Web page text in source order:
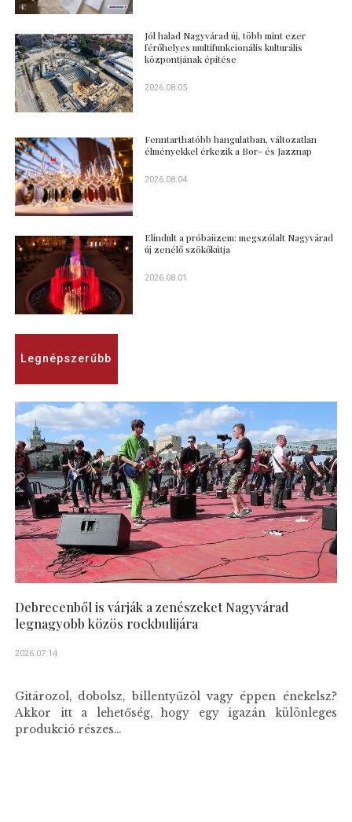
Jól halad Nagyvárad új, több mint ezer
férőhelyes multifunkcionális kulturális
központjának építése
2026.08.05
Fenntarthatóbb hangulatban, változatlan
élményekkel érkezik a Bor- és Jazznap
2026.08.04
Elindult a próbaüzem: megszólalt Nagyvárad
új zenélő szökőkútja
2026.08.01
Legnépszerűbb
Debrecenből is várják a zenészeket Nagyvárad
legnagyobb közös rockbulijára
2026.07.14
Gitározol, dobolsz, billentyűzöl vagy éppen énekelsz?
Akkor itt a lehetőség, hogy egy igazán különleges
produkció részes...